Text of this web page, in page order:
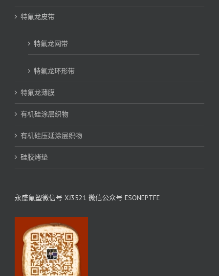
特氟龙皮带
特氟龙网带
特氟龙环形带
特氟龙薄膜
有机硅涂层织物
有机硅压延涂层织物
硅胶烤垫
永盛氟塑微信号 XJ3521 微信公众号 ESONEPTFE